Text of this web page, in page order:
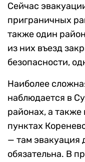
Сейчас
приграничных
также один
из них въезд
безопасности,
Наиболее
наблюдается в
районах, а
пунктах
— там эвакуация
обязательна. В